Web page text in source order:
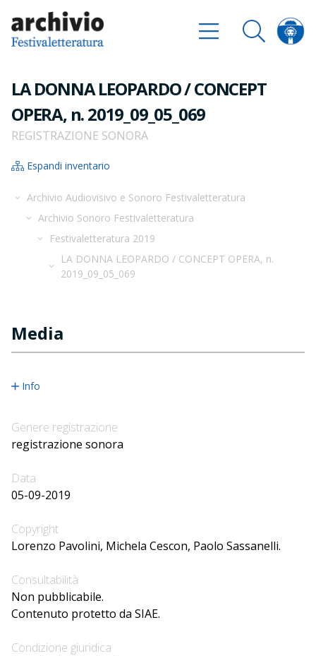
LA DONNA LEOPARDO / CONCEPT
OPERA, n. 2019_09_05_069
REGISTRAZIONE SONORA
Espandi inventario
Archivio Audiovisivo e Sonoro Festivaletteratura
Archivio Sonoro Festivaletteratura
Festivaletteratura 2019
LA DONNA LEOPARDO / CONCEPT OPERA, n.
2019_09_05_069
Media
Info
Genere registrazione
registrazione sonora
Data
05-09-2019
Copyright
Lorenzo Pavolini, Michela Cescon, Paolo Sassanelli.
Consultabilità
Non pubblicabile.
Contenuto protetto da SIAE.
Condizione giuridica